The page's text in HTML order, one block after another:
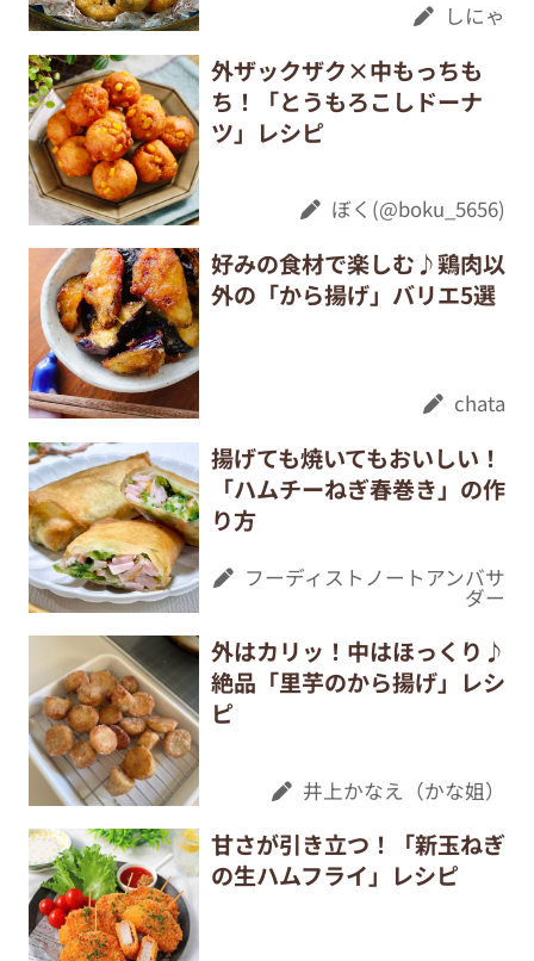
しにゃ
外ザックザク×中もっちも
ち！「とうもろこしドーナ
ツ」レシピ
ぼく(@boku_5656)
好みの食材で楽しむ♪鶏肉以
外の「から揚げ」バリエ5選
chata
揚げても焼いてもおいしい！
「ハムチーねぎ春巻き」の作
り方
フーディストノートアンバサ
ダー
外はカリッ！中はほっくり♪
絶品「里芋のから揚げ」レシ
ピ
井上かなえ（かな姐）
甘さが引き立つ！「新玉ねぎ
の生ハムフライ」レシピ